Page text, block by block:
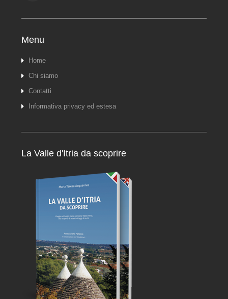
Menu
Home
Chi siamo
Contatti
Informativa privacy ed estesa
La Valle d'Itria da scoprire